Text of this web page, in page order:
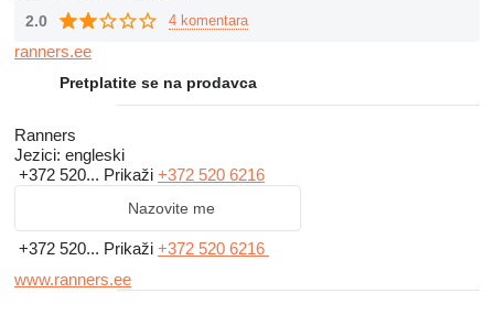
2.0 4 komentara
ranners.ee
Pretplatite se na prodavca
Ranners
Jezici: engleski
+372 520... Prikaži +372 520 6216
Nazovite me
+372 520... Prikaži +372 520 6216
www.ranners.ee